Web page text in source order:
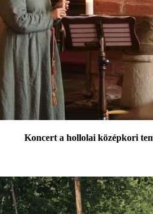
Koncert a hollolai középkori